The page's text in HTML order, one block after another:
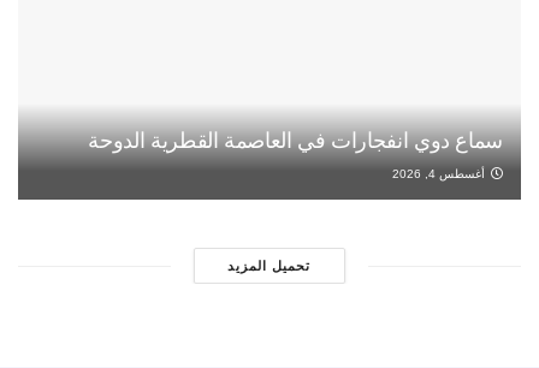
سماع دوي انفجارات في العاصمة القطرية الدوحة
أغسطس 4, 2026
تحميل المزيد